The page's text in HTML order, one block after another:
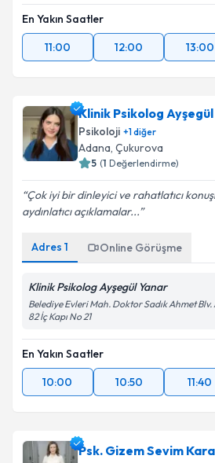
En Yakın Saatler
11:00
12:00 13:00
Klinik Psikolog
Psikoloji +1diğer
Adana, Çukurova
5 (1 Değerlendirme)
Çok iyi bir dinleyici ve rahatlatıcı
aydınlatıcı açıklamalar...
Adres 1 Online Görüşme
Klinik Psikolog Ayşegül Yanar
Belediye Evleri Mah. Doktor Sadık Ahmet
82 İç Kapı No 21
En Yakın Saatler
10:00
10:50 11:40
Psk. Gizem Sevim